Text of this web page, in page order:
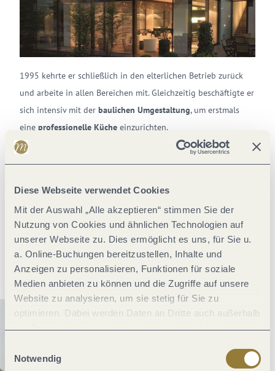
Diese Webseite verwendet Cookies
Mit der Auswahl „Alle akzeptieren“ stimmen Sie der
Nutzung von Cookies und ähnlichen Technologien auf
unserer Webseite zu. Dies ermöglicht es uns, für Sie u.
a. Online-Buchungen bereitzustellen, Inhalte und
Anzeigen zu personalisieren, Funktionen für soziale
Medien anbieten zu können und die Zugriffe auf unsere
Website zu analysieren, um sie stetig für Sie zu
optimieren. Dabei werden Daten an Dritte auch außerhalb
der Europäischen Union weitergegeben und dort
jederzeit widerrufen werden. Mit der Auswahl "Alle
Notwendig
1995 kehrte er schließlich in den elterlichen Betrieb zurück
und arbeite in allen Bereichen mit. Gleichzeitig beschäftigte er
sich intensiv mit der baulichen Umgestaltung, um erstmals
eine professionelle Küche einzurichten.
1997 übernahm er gemeinsam mit seiner Frau das
einer umfassendenWandlung : erst einneues Konzept
ein neuer
Kochstil und schließlich ein neues Hotel.
Und so entstand inmitten eines Wohngebiets und umgeben
Hotel im Bauhausstil,
das heute zum
angesehenen Verbund derDesign Hotelszählt.